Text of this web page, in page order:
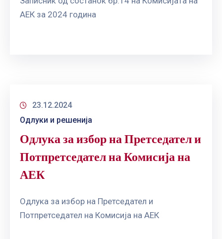
АЕК за 2024 година
23.12.2024
Одлуки и решенија
Одлука за избор на Претседател и
Потпретседател на Комисија на
АЕК
Одлука за избор на Претседател и
Потпретседател на Комисија на АЕК